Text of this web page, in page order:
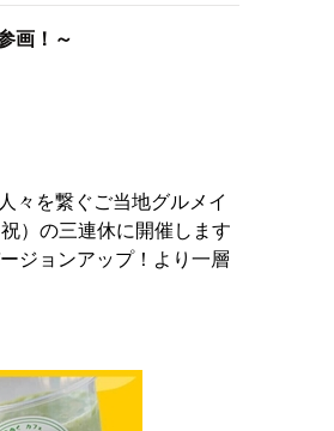
画！～
々を繋ぐご当地グルメイ
）の三連休に開催します
ジョンアップ！より一層